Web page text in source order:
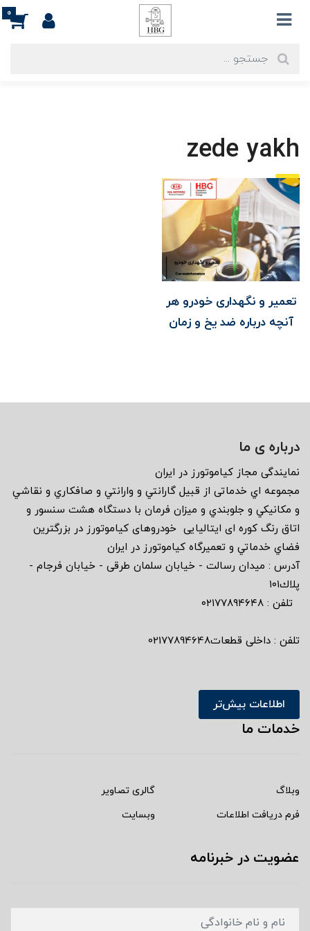
0
zede yakh
تعمیر و نگهداری خودرو هر
آنچه درباره ضد یخ و زمان
درباره ی ما
نمايندگى مجاز كياموتورز در ايران
مجموعه اي خدماتى از قبيل گارانتي و وارانتي و صافكاري و نقاشي
و مكانيكي و جلوبندي و ميزان فرمان با دستگاه هشت سنسور و
اتاق رنگ كوره اى ايتاليايى خودروهاى كياموتورز در بزرگترين
فضاي خدماتي و تعميرگاه كياموتورز در ايران
آدرس : ميدان رسالت - خيابان سلمان طرقى - خيابان فرجام -
پلاك١٠١
تلفن : ٠٢١٧٧٨٩٤٦٤٨
تلفن : داخلی قطعات02177894648
اطلاعات بیش‌تر
خدمات ما
وبلاگ
گالری تصاویر
فرم دریافت اطلاعات
وبسایت
عضویت در خبرنامه